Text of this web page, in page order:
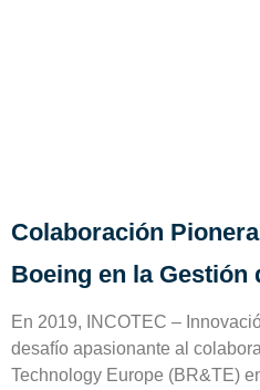
Colaboración
Boeing en la Gestión
En 2019, INCOTEC –
desafío apasionante al
Technology Europe (BR&TE)